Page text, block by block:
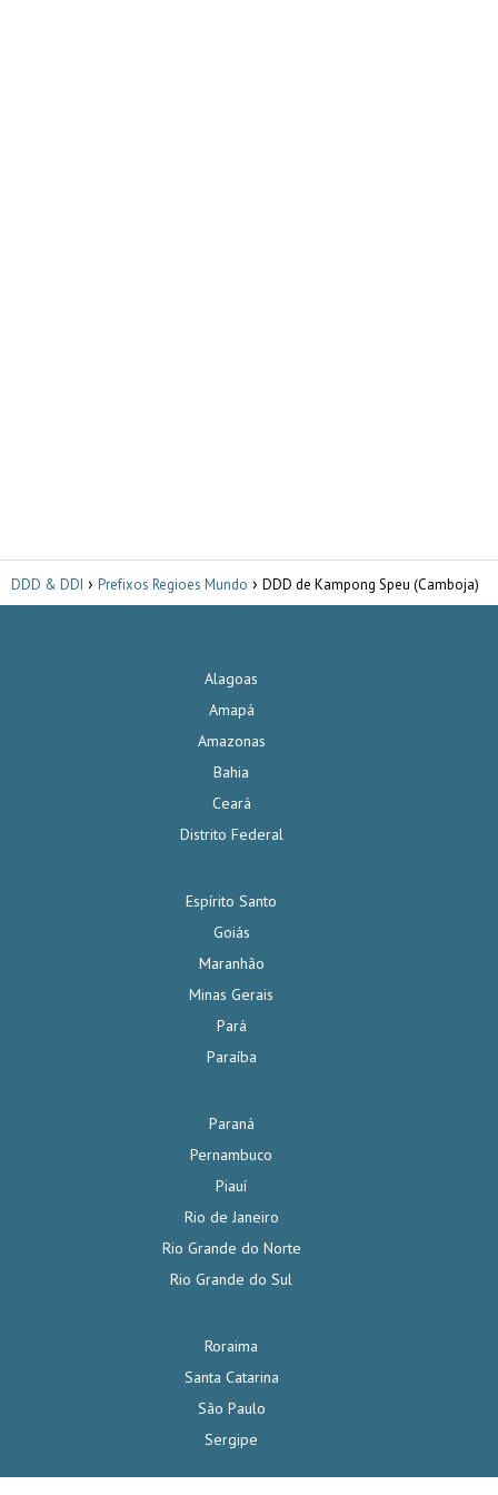
DDD & DDI Prefixos Regioes Mundo DDD de Kampong Speu (Camboja)
Alagoas
Amapá
Amazonas
Bahia
Ceará
Distrito Federal
Espírito Santo
Goiás
Maranhão
Minas Gerais
Pará
Paraíba
Paraná
Pernambuco
Piauí
Rio de Janeiro
Rio Grande do Norte
Rio Grande do Sul
Roraima
Santa Catarina
São Paulo
Sergipe